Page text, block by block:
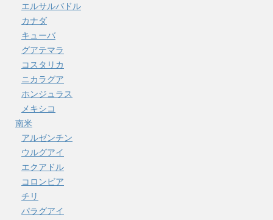
エルサルバドル
カナダ
キューバ
グアテマラ
コスタリカ
ニカラグア
ホンジュラス
メキシコ
南米
アルゼンチン
ウルグアイ
エクアドル
コロンビア
チリ
パラグアイ